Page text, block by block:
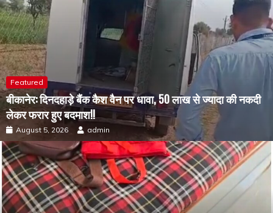
Featured
बीकानेर: दिनदहाड़े बैंक कैश वैन पर धावा, 50 लाख से ज्यादा की नकदी
लेकर फरार हुए बदमाश!!
August 5, 2026 admin